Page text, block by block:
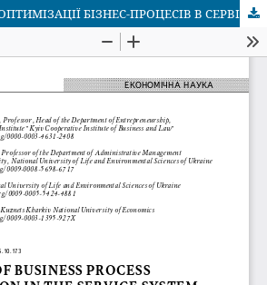
МОДЕЛЮВАННЯ ОПТИМІЗАЦІЇ БІЗНЕС-ПРОЦЕСІВ В СЕРВІСНІЙ СИСТЕМІ ТА СТРАТЕГІЧНОМУ УПРАВЛІННІ ІННОВАЦІЙНО-ІНВЕСТИЦІЙНИМ РОЗВИТКОМ ПІДПРИЄМНИЦЬКИХ АГРОСТРУКТУР В ГЛОБАЛЬНОМУ СЕРЕДОВИЩІ